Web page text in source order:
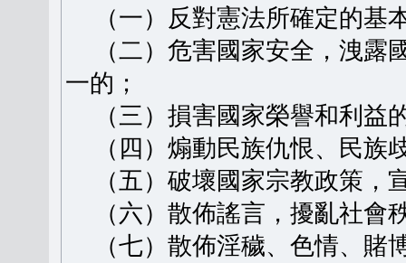
（一）反對憲法所確定的基
（二）危害國家安全，洩露
一的；
（三）損害國家榮譽和利益
（四）煽動民族仇恨、民族
（五）破壞國家宗教政策，
（六）散佈謠言，擾亂社會
（七）散佈淫穢、色情、賭